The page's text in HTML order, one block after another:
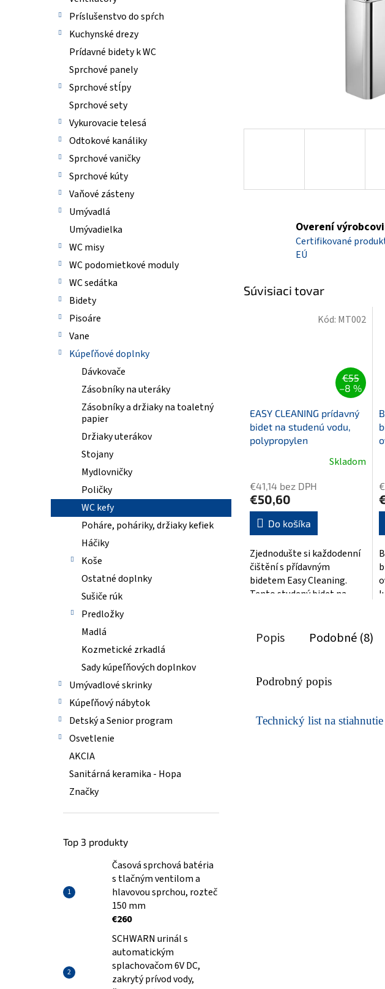
Príslušenstvo do spŕch
Kuchynské drezy
Prídavné bidety k WC
Sprchové panely
Sprchové stĺpy
Sprchové sety
Vykurovacie telesá
Odtokové kanáliky
Sprchové vaničky
Sprchové kúty
Vaňové zásteny
Umývadlá
Umývadielka
WC misy
WC podomietkové moduly
WC sedátka
Bidety
Pisoáre
Vane
Kúpeľňové doplnky
Dávkovače
Zásobníky na uteráky
Zásobníky a držiaky na toaletný
papier
Držiaky uterákov
Stojany
Mydlovničky
Poličky
WC kefy
Poháre, poháriky, držiaky kefiek
Háčiky
Koše
Ostatné doplnky
Sušiče rúk
Predložky
Madlá
Kozmetické zrkadlá
Sady kúpeľňových doplnkov
Umývadlové skrinky
Kúpeľňový nábytok
Detský a Senior program
Osvetlenie
AKCIA
Sanitárná keramika - Hopa
Značky
Top 3 produkty
Časová sprchová batéria
s tlačným ventilom a
hlavovou sprchou, rozteč
150 mm
€260
SCHWARN urinál s
automatickým
splachovačom 6V DC,
zakrytý prívod vody,
Overení
Certifikované
EÚ
Súvisiaci tovar
€55
–8 %
EASY CLEANING prídavný
bidet na studenú vodu,
polypropylen
produktu
je
4,5
hviezdičiek.
Skladom
€41,14 bez DPH
€50,60
Do košíka
Zjednodušte si každodenní
čištění s přídavným
bidetem Easy Cleaning.
Tento studený bidet na
Kód: MT002
je
Popis Podobné (8)
Podrobný popis
Technický list na stiahnutie